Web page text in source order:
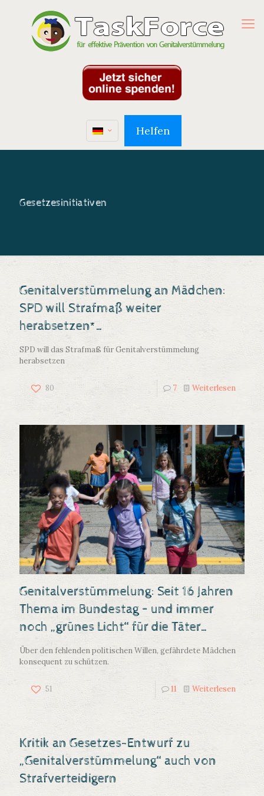
Helfen
Gesetzesinitiativen
Genitalverstümmelung an Mädchen:
SPD will Strafmaß weiter
herabsetzen*…
SPD will das Strafmaß für Genitalverstümmelung
herabsetzen
80 7 Weiterlesen
Genitalverstümmelung: Seit 16 Jahren
Thema im Bundestag – und immer
noch „grünes Licht“ für die Täter…
Über den fehlenden politischen Willen, gefährdete Mädchen
konsequent zu schützen.
51 11 Weiterlesen
Kritik an Gesetzes-Entwurf zu
„Genitalverstümmelung“ auch von
Strafverteidigern